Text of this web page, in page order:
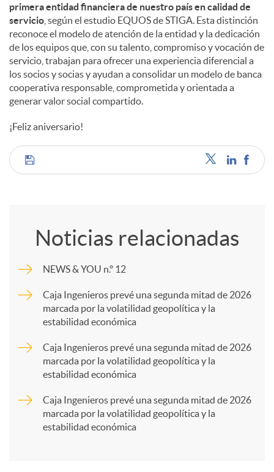
primera entidad financiera de nuestro país en calidad de
servicio , según el estudio EQUOS de STIGA. Esta distinción
reconoce el modelo de atención de la entidad y la dedicación
de los equipos que, con su talento, compromiso y vocación de
servicio, trabajan para ofrecer una experiencia diferencial a
los socios y socias y ayudan a consolidar un modelo de banca
cooperativa responsable, comprometida y orientada a
generar valor social compartido.
¡Feliz aniversario!
C
p
Noticias relacionadas
NEWS & YOU n.º 12
Caja Ingenieros prevé una segunda mitad de 2026
marcada por la volatilidad geopolítica y la
estabilidad económica
Caja Ingenieros prevé una segunda mitad de 2026
marcada por la volatilidad geopolítica y la
estabilidad económica
Caja Ingenieros prevé una segunda mitad de 2026
marcada por la volatilidad geopolítica y la
estabilidad económica